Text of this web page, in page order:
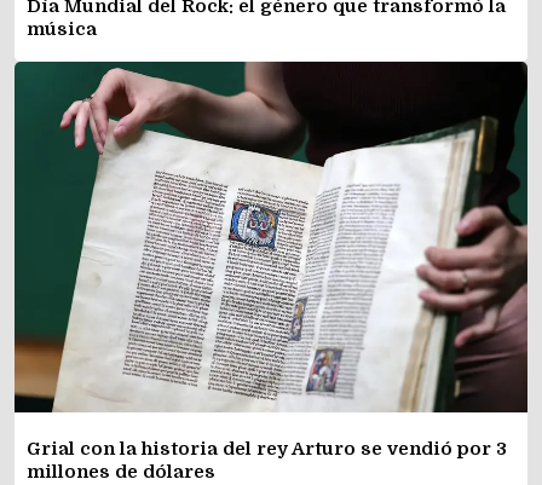
Día Mundial del Rock: el género que transformó la
música
Grial con la historia del rey Arturo se vendió por 3
millones de dólares